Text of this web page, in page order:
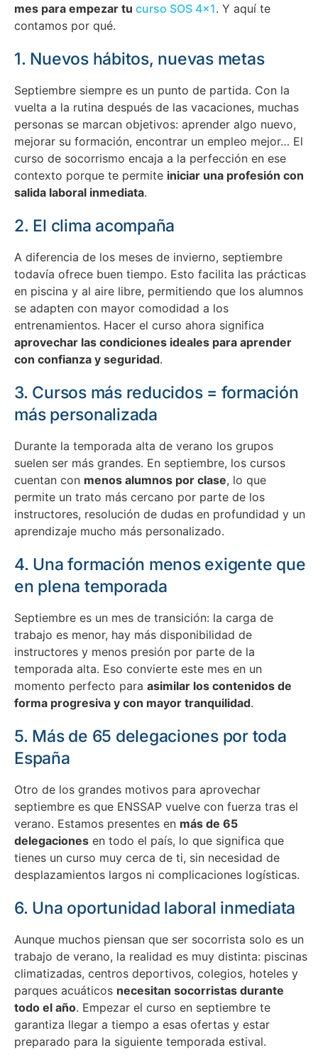
mes para empezar tu curso SOS 4×1. Y aquí te
contamos por qué.
1. Nuevos hábitos, nuevas metas
Septiembre siempre es un punto de partida. Con la
vuelta a la rutina después de las vacaciones, muchas
personas se marcan objetivos: aprender algo nuevo,
mejorar su formación, encontrar un empleo mejor… El
curso de socorrismo encaja a la perfección en ese
contexto porque te permite iniciar una profesión con
salida laboral inmediata.
2. El clima acompaña
A diferencia de los meses de invierno, septiembre
todavía ofrece buen tiempo. Esto facilita las prácticas
en piscina y al aire libre, permitiendo que los alumnos
se adapten con mayor comodidad a los
entrenamientos. Hacer el curso ahora significa
aprovechar las condiciones ideales para aprender
con confianza y seguridad.
3. Cursos más reducidos = formación
más personalizada
Durante la temporada alta de verano los grupos
suelen ser más grandes. En septiembre, los cursos
cuentan con menos alumnos por clase, lo que
permite un trato más cercano por parte de los
instructores, resolución de dudas en profundidad y un
aprendizaje mucho más personalizado.
4. Una formación menos exigente que
en plena temporada
Septiembre es un mes de transición: la carga de
trabajo es menor, hay más disponibilidad de
instructores y menos presión por parte de la
temporada alta. Eso convierte este mes en un
momento perfecto para asimilar los contenidos de
forma progresiva y con mayor tranquilidad.
5. Más de 65 delegaciones por toda
España
Otro de los grandes motivos para aprovechar
septiembre es que ENSSAP vuelve con fuerza tras el
verano. Estamos presentes en más de 65
delegaciones en todo el país, lo que significa que
tienes un curso muy cerca de ti, sin necesidad de
desplazamientos largos ni complicaciones logísticas.
6. Una oportunidad laboral inmediata
Aunque muchos piensan que ser socorrista solo es un
trabajo de verano, la realidad es muy distinta: piscinas
climatizadas, centros deportivos, colegios, hoteles y
parques acuáticos necesitan socorristas durante
todo el año. Empezar el curso en septiembre te
garantiza llegar a tiempo a esas ofertas y estar
preparado para la siguiente temporada estival.